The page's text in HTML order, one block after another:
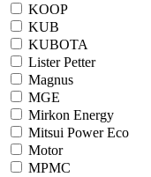
KOOP
KUB
KUBOTA
Lister Petter
Magnus
MGE
Mirkon Energy
Mitsui Power Eco
Motor
MPMC